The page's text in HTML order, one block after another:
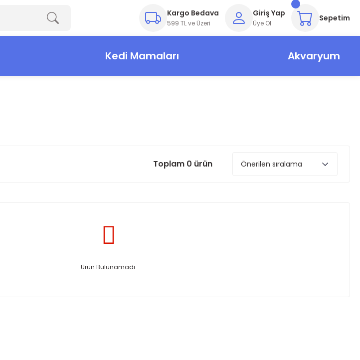
Kargo Bedava
599 TL ve Üzeri
Giriş Yap
Üye Ol
Sepetim
Kedi Mamaları Akvaryum
Toplam 0 ürün
Ürün Bulunamadı.